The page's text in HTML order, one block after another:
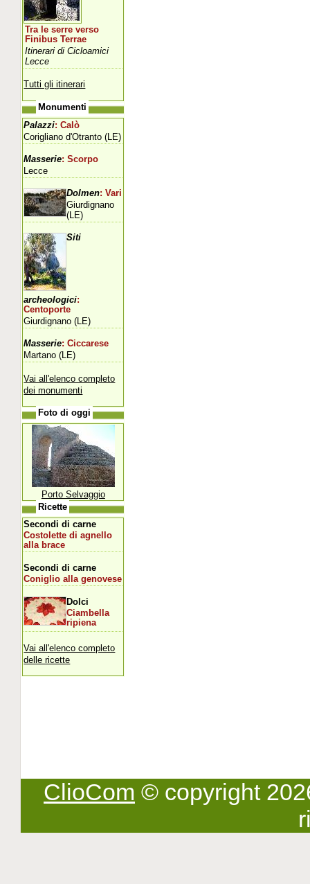
Tra le serre verso
Finibus Terrae
Itinerari di Cicloamici
Lecce
Tutti gli itinerari
Monumenti
Palazzi: Calò
Corigliano d'Otranto (LE)
Masserie: Scorpo
Lecce
Dolmen: Vari
Giurdignano
(LE)
Siti
archeologici:
Centoporte
Giurdignano (LE)
Masserie: Ciccarese
Martano (LE)
Vai all'elenco completo
dei monumenti
Foto di oggi
Porto Selvaggio
Ricette
Secondi di carne
Costolette di agnello
alla brace
Secondi di carne
Coniglio alla genovese
Dolci
Ciambella
ripiena
Vai all'elenco completo
delle ricette
ClioCom © copyright